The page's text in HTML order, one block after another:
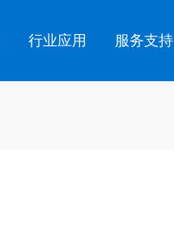
行业应用 服务支持